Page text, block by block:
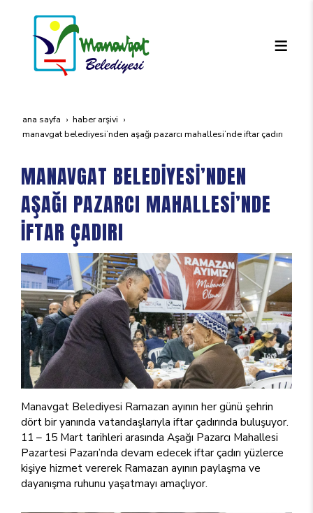
ana sayfa
haber arşivi
manavgat beledi̇yesi̇’nden aşaği pazarci mahallesi̇’nde i̇ftar çadiri
MANAVGAT BELEDİYESİ’NDEN
AŞAĞI PAZARCI MAHALLESİ’NDE
İFTAR ÇADIRI
Manavgat Belediyesi Ramazan ayının her günü şehrin
dört bir yanında vatandaşlarıyla iftar çadırında buluşuyor.
11 – 15 Mart tarihleri arasında Aşağı Pazarcı Mahallesi
Pazartesi Pazarı’nda devam edecek iftar çadırı yüzlerce
kişiye hizmet vererek Ramazan ayının paylaşma ve
dayanışma ruhunu yaşatmayı amaçlıyor.